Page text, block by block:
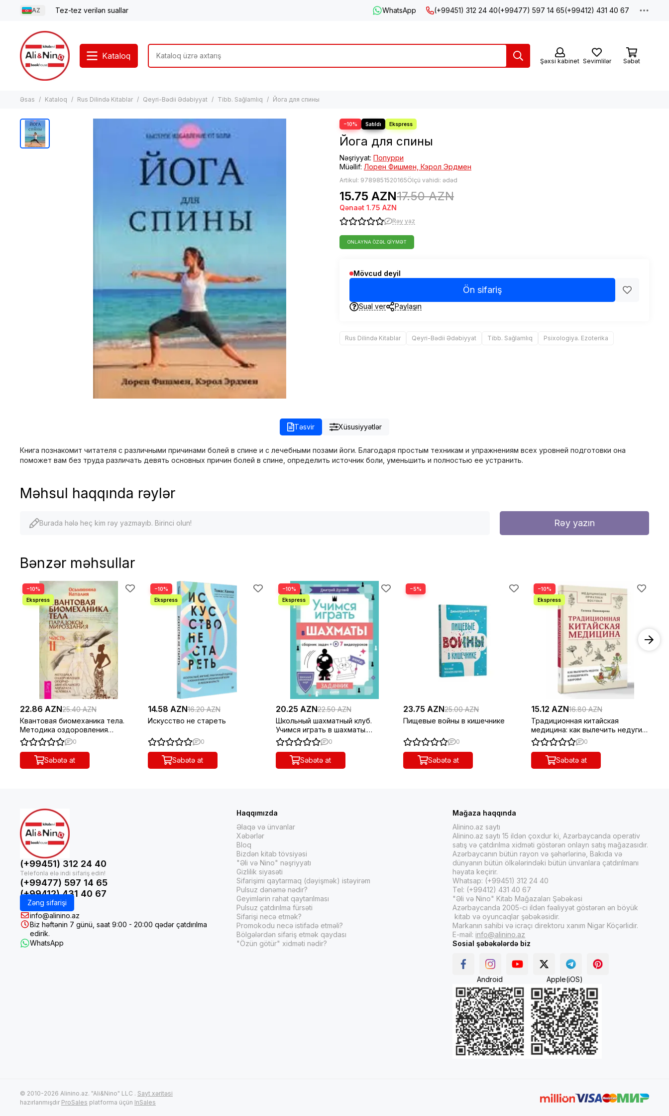
AZ Tez-tez verilən suallar WhatsApp (+99451) 312 24 40(+99477) 597 14 65(+99412) 431 40 67
Kataloq
Şəxsi kabinet Sevimlilər Səbət
Əsas Kataloq Rus Dilində Kitablar Qeyri-Bədii Ədəbiyyat Tibb. Sağlamlıq Йога для спины
−10%
Йога для спины
Nəşriyyat: Попурри
Müəllif: Лорен Фишмен, Кэрол Эрдмен
Artikul: 9789851520165Ölçü vahidi: ədəd
15.75 AZN17.50 AZN
Qənaət 1.75 AZN
Rəy yaz
ONLAYNA ÖZƏL QIYMƏT
Mövcud deyil
Ön sifariş
Sual ver Paylaşın
Rus Dilində Kitablar Qeyri-Bədii Ədəbiyyat Tibb. Sağlamlıq Psixologiya. Ezoterika
Təsvir Xüsusiyyətlər
Книга познакомит читателя с различными причинами болей в спине и с лечебными позами йоги. Благодаря простым техникам и упражнениям всех уровней подготовки она
поможет вам без труда различать девять основных причин болей в спине, определить источник боли, уменьшить и полностью ее устранить.
Məhsul haqqında rəylər
Burada hələ heç kim rəy yazmayıb. Birinci olun! Rəy yazın
Bənzər məhsullar
−10%
22.86 AZN25.40 AZN
Квантовая биомеханика тела.
Методика оздоровления
опорно-двигательного аппарата.
Часть 2
0
Səbətə at
−10%
14.58 AZN16.20 AZN
Искусство не стареть
0
Səbətə at
−10%
20.25 AZN22.50 AZN
Школьный шахматный клуб.
Учимся играть в шахматы.
Задачник
0
Səbətə at
−5%
23.75 AZN25.00 AZN
Пищевые войны в кишечнике
0
Səbətə at
−10%
15.12 AZN16.80 AZN
Традиционная китайская
медицина: как вылечить недуги и
поддержать здоровье
0
Səbətə at
(+99451) 312 24 40
(+99477) 597 14 65
(+99412) 431 40 67
Zəng sifarişi
info@alinino.az
Biz həftənin 7 günü, saat 9:00 - 20:00 qədər çatdırılma
edirik.
WhatsApp
Haqqımızda
Əlaqə və ünvanlar
Xəbərlər
Bloq
Bizdən kitab tövsiyəsi
"Əli və Nino" nəşriyyatı
Gizlilik siyasəti
Sifarişimi qaytarmaq (dəyişmək) istəyirəm
Pulsuz dənəmə nədir?
Geyimlərin rahat qaytarılması
Pulsuz çatdırılma fürsəti
Sifarişi necə etmək?
Promokodu necə istifadə etməli?
Bölgələrdən sifariş etmək qaydası
"Özün götür" xidməti nədir?
Mağaza haqqında
Alinino.az saytı
Alinino.az saytı 15 ildən çoxdur ki, Azərbaycanda operativ
satış və çatdırılma xidməti göstərən onlayn satış mağazasıdır.
Azərbaycanın bütün rayon və şəhərlərinə, Bakıda və
dünyanın bütün ölkələrindəki bütün ünvanlara çatdırılmanı
həyata keçirir.
Whatsap: (+99451) 312 24 40
Tel: (+99412) 431 40 67
"Əli və Nino" Kitab Mağazaları Şəbəkəsi
Azərbaycanda 2005-ci ildən fəaliyyət göstərən ən böyük
kitab və oyuncaqlar şəbəkəsidir.
Markanın sahibi və icraçı direktoru xanım Nigar Köçərlidir.
E-mail: info@alinino.az
Sosial şəbəkələrdə biz
Android Apple(iOS)
© 2010-2026 Alinino.az. "Ali&Nino" LLC . Sayt xəritəsi
hazırlanmışdır ProSales platforma üçün InSales